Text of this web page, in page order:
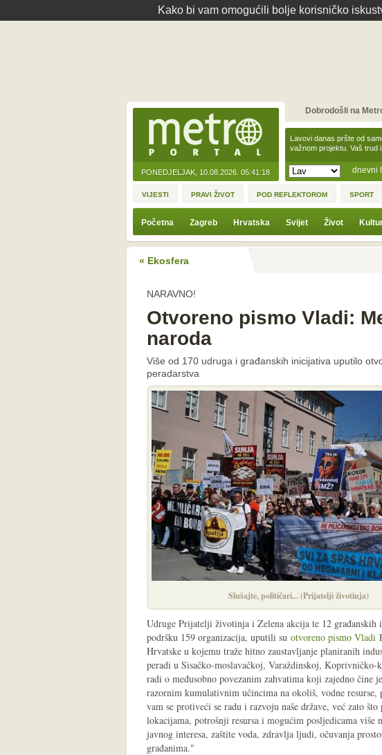
Kako bi vam omogućili bolje korisničko
PONEDJELJAK, 10.08.2026. 05:41:18 dnevni
Lavovi danas pršte od
važnom projektu. Vaš trud
Dobrodošli na
VIJESTI PRAVI ŽIVOT POD REFLEKTOROM SPORT
Početna Zagreb Hrvatska Svijet Život
« Ekosfera
NARAVNO!
Otvoreno pismo Vladi:
naroda
Više od 170 udruga i građanskih inicijativa uputilo
peradarstva
Slušajte, političari... (Prijatelji životinja)
Udruge Prijatelji životinja i Zelena akcija te 12 građanskih
podršku 159 organizacija, uputili su otvoreno pismo Vladi
Hrvatske u kojemu traže hitno zaustavljanje planiranih
peradi u Sisačko-moslavačkoj, Varaždinskoj,
radi o međusobno povezanim zahvatima koji zajedno čine
razornim kumulativnim učincima na okoliš, vodne
vam se protiveći se radu i razvoju naše države, već zato
lokacijama, potrošnji resursa i mogućim posljedicama više
javnog interesa, zaštite voda, zdravlja ljudi, očuvanja
građanima."